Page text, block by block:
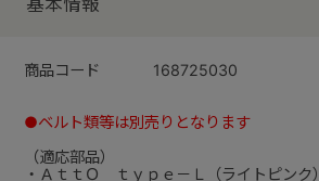
基本情報
商品コード 168725030
●ベルト類等は別売りとなります
（適応部品）
・ＡｔｔＯ ｔｙｐｅ－Ｌ（ライトピンク）